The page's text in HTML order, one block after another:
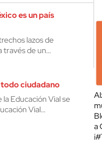
es un país
lazos de
través de un…
todo ciudadano
Educación Vial se
Vial…
a